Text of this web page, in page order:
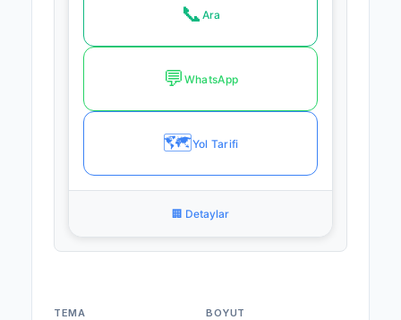
📞 Ara
💬 WhatsApp
🗺️Yol Tarifi
🏢 Detaylar
TEMA BOYUT